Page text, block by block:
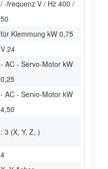
/ -frequenz V / Hz 400 /
50
für Klemmung kW 0,75
V 24
- AC - Servo-Motor kW
0,25
- AC - Servo-Motor kW
4,50
: 3 (X, Y, Z, )
4